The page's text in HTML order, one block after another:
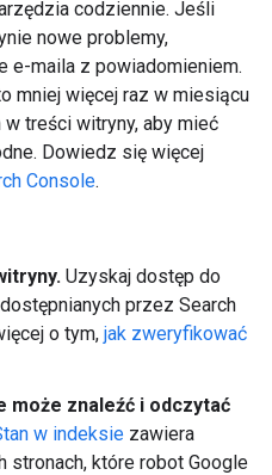
codziennie. Jeśli
nowe problemy,
e-maila z powiadomieniem.
mniej więcej raz w miesiącu
treści witryny, aby mieć
Dowiedz się więcej
Console.
Uzyskaj dostęp do
przez Search
o tym, jak zweryfikować
może znaleźć i odczytać
w indeksie zawiera
stronach, które robot Google